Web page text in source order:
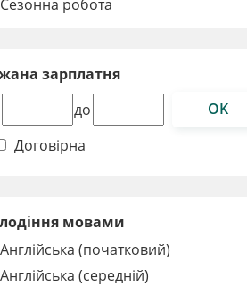
Сезонна робота
зарплатня
до
OK
Договірна
мовами
Англійська (початковий)
Англійська (середній)